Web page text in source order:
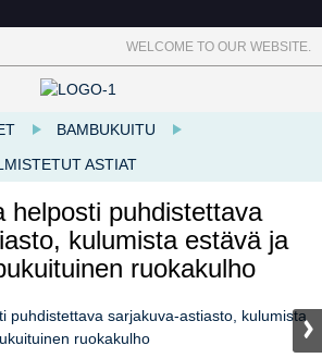
WELCOME TO OUR WEBSITE.
BAMBUKUITU
ASTIAT
helposti puhdistettava
kulumista estävä ja
ruokakulho